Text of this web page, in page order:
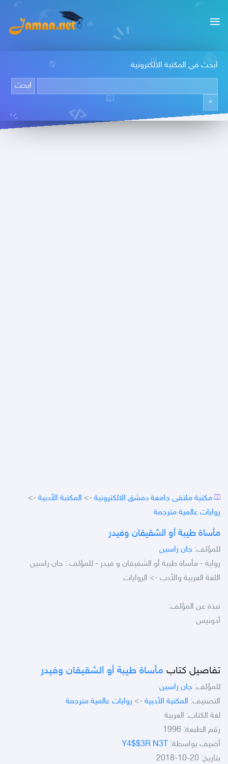
ابحث في المكتبة الالكترونية
مكتبة ملتقى جامعة دمشق الالكترونية -> المكتبة الأدبية ->
روايات عالمية مترجمة
مأساة طيبة أو الشقيقان وفيدر
للمؤلف: جان راسين
رواية - مأساة طيبة أو الشقيقان و فيدر - للمؤلف : جان راسين
اللغة العربية والأدب -> الروايات
نبذة عن المؤلف:
أدونيس
تفاصيل كتاب مأساة طيبة أو الشقيقان وفيدر
للمؤلف: جان راسين
التصنيف: المكتبة الأدبية -> روايات عالمية مترجمة
لغة الكتاب: العربية
رقم الطبعة: 1996
أضيف بواسطة: Y4$$3R N3T
بتاريخ: 20-10-2018